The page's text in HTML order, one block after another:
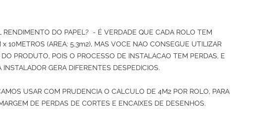
RENDIMENTO DO PAPEL? - É VERDADE QUE CADA ROLO TEM
x 10METROS (AREA: 5,3m2), MAS VOCE NAO CONSEGUE UTILIZAR
DO PRODUTO, POIS O PROCESSO DE INSTALACAO TEM PERDAS, E
INSTALADOR GERA DIFERENTES DESPEDICIOS.
USAR COM PRUDENCIA O CALCULO DE 4M2 POR ROLO, PARA
DE PERDAS DE CORTES E ENCAIXES DE DESENHOS.